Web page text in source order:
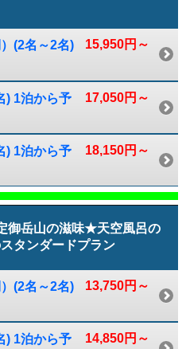
15,950円～
(2名～2名)
17,050円～
) 1泊から予
18,150円～
) 1泊から予
御岳山の滋味★天空風呂の
タンダードプラン
13,750円～
(2名～2名)
14,850円～
) 1泊から予